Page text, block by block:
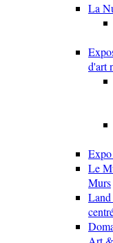
La
d'art
Le
Murs
Land